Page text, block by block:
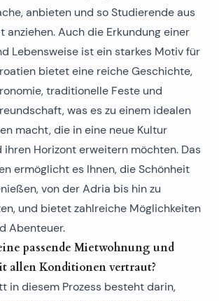
anbieten und so Studierende aus
anziehen. Auch die Erkundung einer
Lebensweise ist ein starkes Motiv für
bietet eine reiche Geschichte,
traditionelle Feste und
was es zu einem idealen
macht, die in eine neue Kultur
ihren Horizont erweitern möchten. Das
ermöglicht es Ihnen, die Schönheit
von der Adria bis hin zu
und bietet zahlreiche Möglichkeiten
Abenteuer.
passende Mietwohnung und
allen Konditionen vertraut?
in diesem Prozess besteht darin,